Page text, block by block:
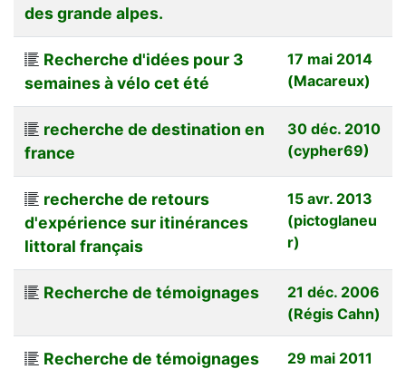
des grande alpes.
Recherche d'idées pour 3
semaines à vélo cet été
17 mai 2014
(Macareux)
recherche de destination en
france
30 déc. 2010
(cypher69)
recherche de retours
d'expérience sur itinérances
littoral français
15 avr. 2013
(pictoglaneu
r)
Recherche de témoignages
21 déc. 2006
(Régis Cahn)
Recherche de témoignages
29 mai 2011